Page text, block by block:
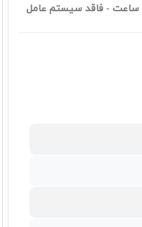
- فاقد سیستم عامل